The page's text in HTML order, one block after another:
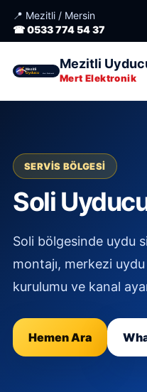
📍 Mezitli / Mersin
☎ 0533 774 54 37
Mezitli
Mert Elektronik
SERVIS BÖLGESI
Soli
Soli bölgesinde uydu
montajı, merkezi
kurulumu ve kanal
Hemen Ara